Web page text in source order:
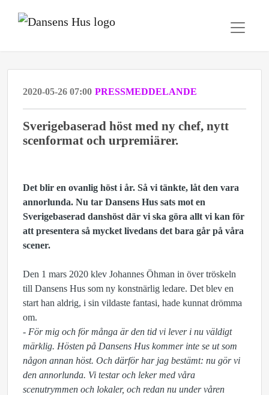
2020-05-26 07:00 PRESSMEDDELANDE
Sverigebaserad höst med ny chef, nytt
scenformat och urpremiärer.
Det blir en ovanlig höst i år. Så vi tänkte, låt den vara
annorlunda. Nu tar Dansens Hus sats mot en
Sverigebaserad danshöst där vi ska göra allt vi kan för
att presentera så mycket livedans det bara går på våra
scener.
Den 1 mars 2020 klev Johannes Öhman in över tröskeln
till Dansens Hus som ny konstnärlig ledare. Det blev en
start han aldrig, i sin vildaste fantasi, hade kunnat drömma
om.
- För mig och för många är den tid vi lever i nu väldigt
märklig. Hösten på Dansens Hus kommer inte se ut som
någon annan höst. Och därför har jag bestämt: nu gör vi
den annorlunda. Vi testar och leker med våra
scenutrymmen och lokaler, och redan nu under våren